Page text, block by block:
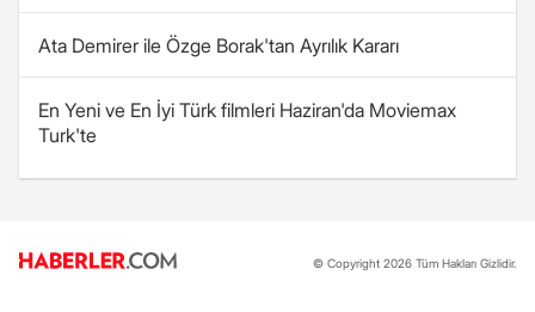
Ata Demirer ile Özge Borak'tan Ayrılık Kararı
En Yeni ve En İyi Türk filmleri Haziran'da Moviemax
Turk'te
© Copyright 2026 Tüm Hakları Gizlidir.